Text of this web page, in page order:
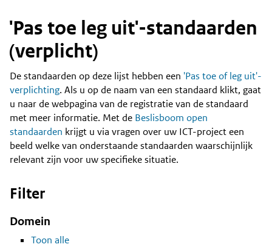
'Pas toe leg uit'-standaarden
(verplicht)
Content
De standaarden op deze lijst hebben een 'Pas toe of leg uit'-
verplichting. Als u op de naam van een standaard klikt, gaat
u naar de webpagina van de registratie van de standaard
met meer informatie. Met de Beslisboom open
standaarden krijgt u via vragen over uw ICT-project een
beeld welke van onderstaande standaarden waarschijnlijk
relevant zijn voor uw specifieke situatie.
Filter
Domein
Toon alle